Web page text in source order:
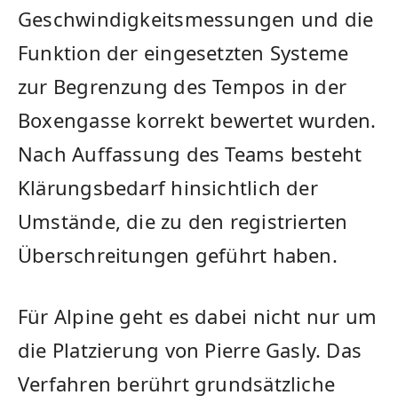
Geschwindigkeitsmessungen und die
Funktion der eingesetzten Systeme
zur Begrenzung des Tempos in der
Boxengasse korrekt bewertet wurden.
Nach Auffassung des Teams besteht
Klärungsbedarf hinsichtlich der
Umstände, die zu den registrierten
Überschreitungen geführt haben.
Für Alpine geht es dabei nicht nur um
die Platzierung von Pierre Gasly. Das
Verfahren berührt grundsätzliche